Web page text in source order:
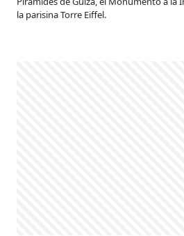
la parisina Torre Eiffel.